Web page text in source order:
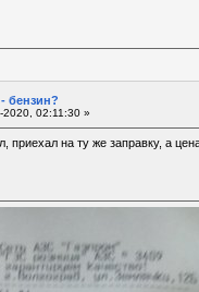
бензин?
2020, 02:11:30 »
приехал на ту же заправку, а